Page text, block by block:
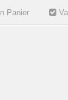
Panier